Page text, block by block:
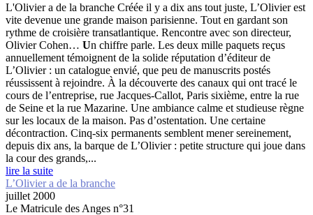
L'Olivier a de la branche Créée il y a dix ans tout juste, L’Olivier est
vite devenue une grande maison parisienne. Tout en gardant son
rythme de croisière transatlantique. Rencontre avec son directeur,
Olivier Cohen… Un chiffre parle. Les deux mille paquets reçus
annuellement témoignent de la solide réputation d’éditeur de
L’Olivier : un catalogue envié, que peu de manuscrits postés
réussissent à rejoindre. À la découverte des canaux qui ont tracé le
cours de l’entreprise, rue Jacques-Callot, Paris sixième, entre la rue
de Seine et la rue Mazarine. Une ambiance calme et studieuse règne
sur les locaux de la maison. Pas d’ostentation. Une certaine
décontraction. Cinq-six permanents semblent mener sereinement,
depuis dix ans, la barque de L’Olivier : petite structure qui joue dans
la cour des grands,...
lire la suite
L’Olivier a de la branche
juillet 2000
Le Matricule des Anges n°31